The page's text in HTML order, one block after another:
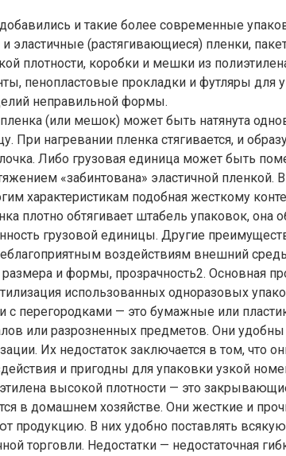
и такие более современные
эластичные (растягивающиеся) пленки,
плотности, коробки и мешки из
пенопластовые прокладки и футляры для
неправильной формы.
(или мешок) может быть натянута
При нагревании пленка стягивается, и
Либо грузовая единица может быть
«забинтована» эластичной пленкой.
характеристикам подобная жесткому
плотно обтягивает штабель упаковок, она
грузовой единицы. Другие
воздействиям внешний
и формы, прозрачность2. Основная
использованных одноразовых
с перегородками — это бумажные или
или разрозненных предметов. Они
Их недостаток заключается в том, что
и пригодны для упаковки узкой
высокой плотности — это
в домашнем хозяйстве. Они жесткие и
продукцию. В них удобно поставлять
торговли. Недостатки — недостаточная